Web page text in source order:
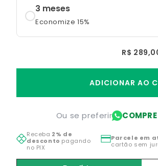
3 meses
Economize 15%
R$
ADICIONAR AO
Ou se preferir
Receba 2% de
desconto pagando
no PIX
Parcele em
cartão sem